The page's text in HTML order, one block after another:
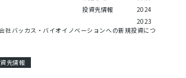
社バッカス・バイオイノベーションへの新規投資につ
投資先情報
2024
2023
先情報